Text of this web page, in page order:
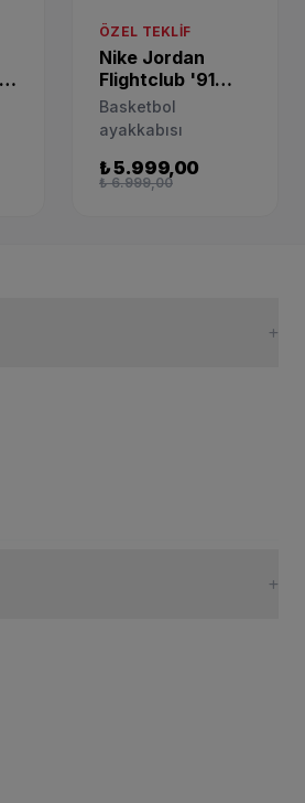
ÖZEL TEKLIF
Nike Jordan
Flightclub '91
Siyah Basketbol
Ayakkabısı
DM1685-601
Basketbol
ayakkabısı
₺ 5.999,00
₺ 6.999,00